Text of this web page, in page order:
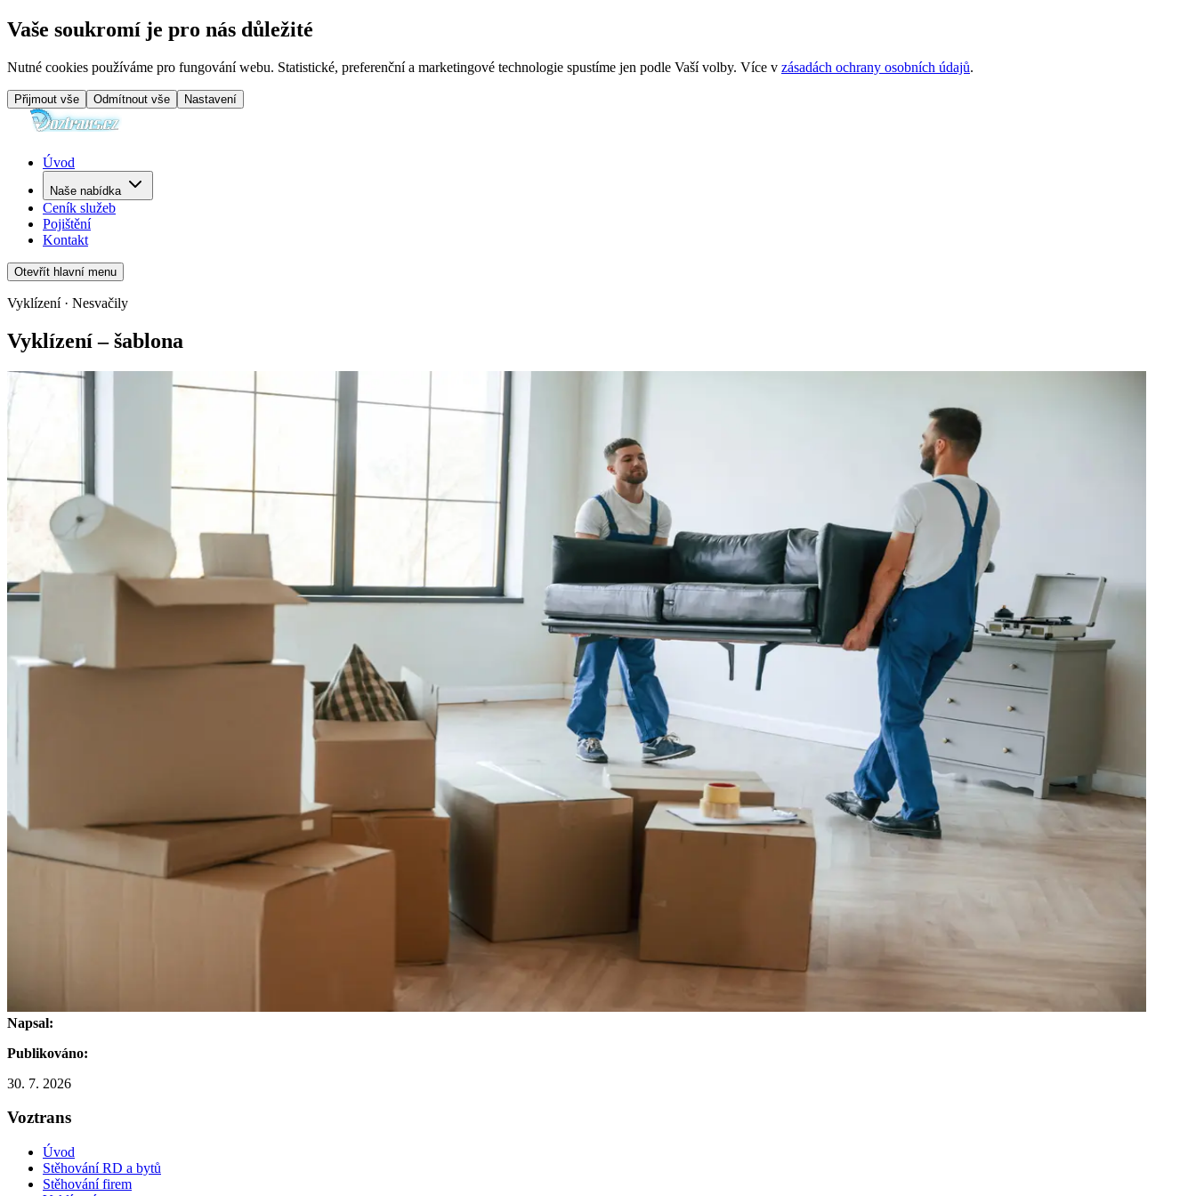
Vaše soukromí je pro nás důležité
Nutné cookies používáme pro fungování webu. Statistické, preferenční a marketingové technologie spustíme jen podle Vaší volby. Více v zásadách ochrany osobních údajů.
Přijmout vše Odmítnout vše Nastavení
Úvod
Naše nabídka
Ceník služeb
Pojištění
Kontakt
Otevřít hlavní menu
Vyklízení · Nesvačily
Vyklízení – šablona
Napsal:
Publikováno:
30. 7. 2026
Voztrans
Úvod
Stěhování RD a bytů
Stěhování firem